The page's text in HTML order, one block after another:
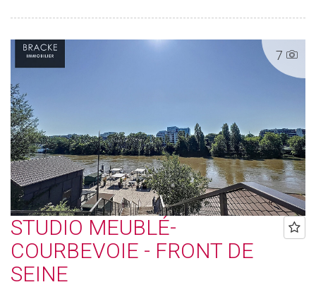
7
STUDIO MEUBLÉ-
COURBEVOIE - FRONT DE
SEINE